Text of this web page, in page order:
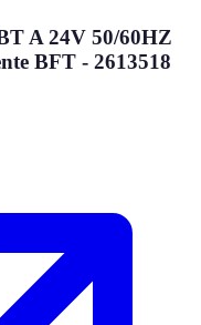
A 24V 50/60HZ
BFT - 2613518